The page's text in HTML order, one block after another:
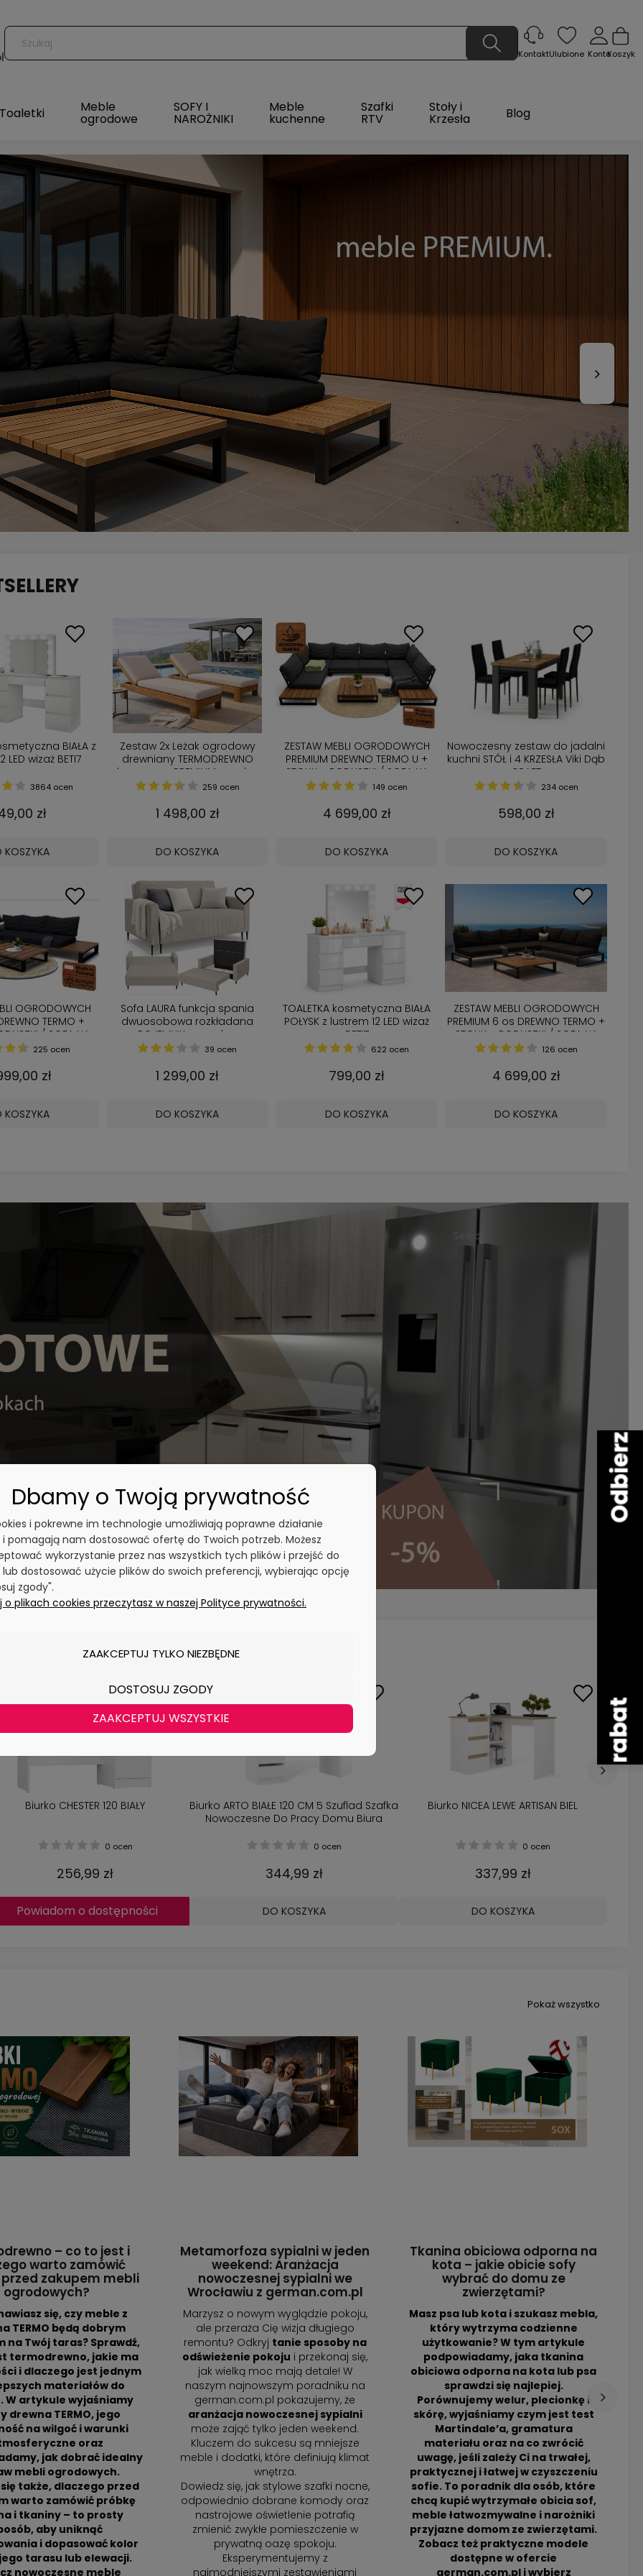
Koszyk
Konto
Ulubione
Kontakt
Toaletki Meble
ogrodowe
SOFY I
NAROŻNIKI
Meble
kuchenne
Szafki
RTV
Stoły i
Krzesła Blog
BIAŁA z
LED wizaż BETI7
3864 ocen
zł
KOSZYKA
Zestaw 2x Leżak ogrodowy
drewniany TERMODREWNO
basenowy PREMIUM z grubą
poduszką Produkcja PL
259 ocen
1 498,00 zł
DO KOSZYKA
ZESTAW MEBLI OGRODOWYCH
PREMIUM DREWNO TERMO U +
STOLIK + PODUSZKI / SOFA NA
TARAS / Narożnik U
149 ocen
4 699,00 zł
DO KOSZYKA
Nowoczesny zestaw do jadalni
kuchni STÓŁ i 4 KRZESŁA Viki Dąb
CRAFT
234 ocen
598,00 zł
DO KOSZYKA
OGRODOWYCH
TERMO +
/ SOFA NA
NOGI CZARNE
225 ocen
zł
KOSZYKA
Sofa LAURA funkcja spania
dwuosobowa rozkładana
POJEMNIK wygodna
amerykanka SZTRUKS Beżowy
39 ocen
1 299,00 zł
DO KOSZYKA
TOALETKA kosmetyczna BIAŁA
POŁYSK z lustrem 12 LED wizaż
BETI7
622 ocen
799,00 zł
DO KOSZYKA
ZESTAW MEBLI OGRODOWYCH
PREMIUM 6 os DREWNO TERMO +
STOLIK + PODUSZKI / SOFA NA
TARAS / METALOWE NOGI CZARNE
126 ocen
4 699,00 zł
DO KOSZYKA
Biurko CHESTER 120 BIAŁY
0 ocen
256,99 zł
Powiadom o dostępności
Biurko ARTO BIAŁE 120 CM 5 Szuflad Szafka
Nowoczesne Do Pracy Domu Biura
0 ocen
344,99 zł
DO KOSZYKA
Biurko NICEA LEWE ARTISAN BIEL
0 ocen
337,99 zł
DO KOSZYKA
Pokaż wszystko
– co to jest i
warto zamówić
zakupem mebli
ogrodowych?
się, czy meble z
TERMO będą dobrym
na Twój taras? Sprawdź,
termodrewno, jakie ma
i dlaczego jest jednym
materiałów do
W artykule wyjaśniamy
drewna TERMO, jego
na wilgoć i warunki
oraz
jak dobrać idealny
mebli ogrodowych.
także, dlaczego przed
warto zamówić próbkę
i tkaniny – to prosty
aby uniknąć
i dopasować kolor
tarasu lub elewacji.
nowoczesne meble
Metamorfoza sypialni w jeden
weekend: Aranżacja
nowoczesnej sypialni we
Wrocławiu z german.com.pl
Marzysz o nowym wyglądzie pokoju,
ale przeraża Cię wizja długiego
remontu? Odkryj tanie sposoby na
odświeżenie pokoju i przekonaj się,
jak wielką moc mają detale! W
naszym najnowszym poradniku na
german.com.pl pokazujemy, że
aranżacja nowoczesnej sypialni
może zająć tylko jeden weekend.
Kluczem do sukcesu są mniejsze
meble i dodatki, które definiują klimat
wnętrza.
Dowiedz się, jak stylowe szafki nocne,
odpowiednio dobrane komody oraz
nastrojowe oświetlenie potrafią
zmienić zwykłe pomieszczenie w
prywatną oazę spokoju.
Eksperymentujemy z
najmodniejszymi zestawieniami
Tkanina obiciowa odporna na
kota – jakie obicie sofy
wybrać do domu ze
zwierzętami?
Masz psa lub kota i szukasz mebla,
który wytrzyma codzienne
użytkowanie? W tym artykule
podpowiadamy, jaka tkanina
obiciowa odporna na kota lub psa
sprawdzi się najlepiej.
Porównujemy welur, plecionkę i
skórę, wyjaśniamy czym jest test
Martindale’a, gramatura
materiału oraz na co zwrócić
uwagę, jeśli zależy Ci na trwałej,
praktycznej i łatwej w czyszczeniu
sofie. To poradnik dla osób, które
chcą kupić wytrzymałe obicia sof,
meble łatwozmywalne i narożniki
przyjazne domom ze zwierzętami.
Zobacz też praktyczne modele
dostępne w ofercie
german.com.pl i wybierz
Dbamy o Twoją prywatność
i pokrewne im technologie umożliwiają poprawne działanie
pomagają nam dostosować ofertę do Twoich potrzeb. Możesz
wykorzystanie przez nas wszystkich tych plików i przejść do
lub dostosować użycie plików do swoich preferencji, wybierając opcję
zgody".
o plikach cookies przeczytasz w naszej Polityce prywatności.
ZAAKCEPTUJ TYLKO NIEZBĘDNE
DOSTOSUJ ZGODY
ZAAKCEPTUJ WSZYSTKIE